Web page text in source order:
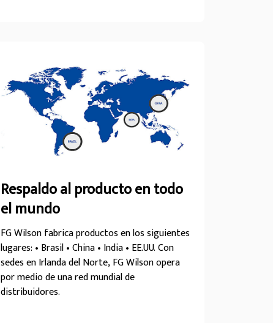
Respaldo al producto en todo
el mundo
FG Wilson fabrica productos en los siguientes
lugares: • Brasil • China • India • EE.UU. Con
sedes en Irlanda del Norte, FG Wilson opera
por medio de una red mundial de
distribuidores.